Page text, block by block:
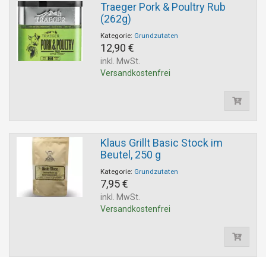
Traeger Pork & Poultry Rub
(262g)
Kategorie: Grundzutaten
12,90 €
inkl. MwSt.
Versandkostenfrei
Klaus Grillt Basic Stock im
Beutel, 250 g
Kategorie: Grundzutaten
7,95 €
inkl. MwSt.
Versandkostenfrei